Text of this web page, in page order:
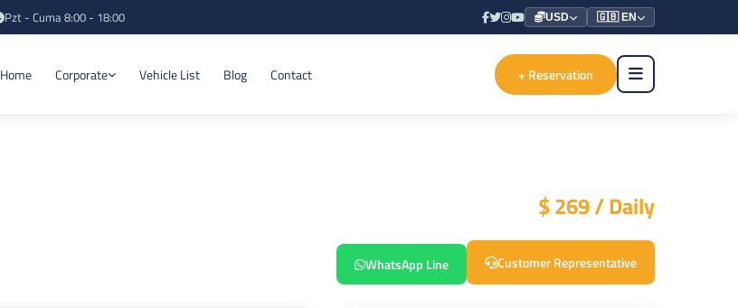
Pzt - Cuma 8:00 - 18:00 USD 🇬🇧 EN
Home Corporate Vehicle List Blog Contact + Reservation
$ 269 / Daily
WhatsApp Line Customer Representative